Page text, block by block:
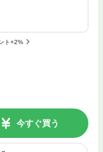
ト+2%
今すぐ買う